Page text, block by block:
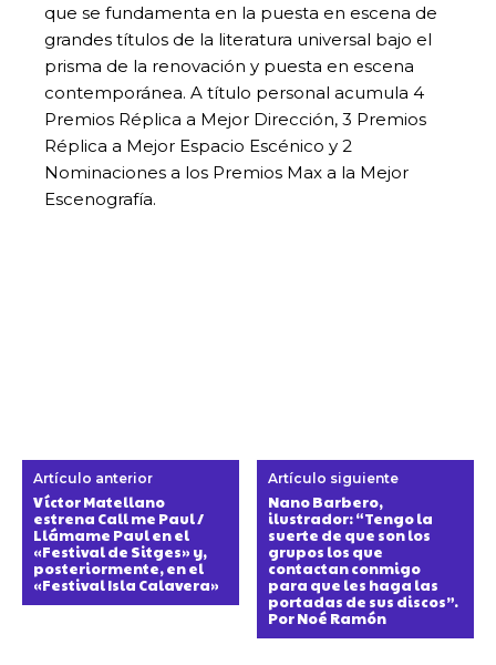
que se fundamenta en la puesta en escena de
grandes títulos de la literatura universal bajo el
prisma de la renovación y puesta en escena
contemporánea. A título personal acumula 4
Premios Réplica a Mejor Dirección, 3 Premios
Réplica a Mejor Espacio Escénico y 2
Nominaciones a los Premios Max a la Mejor
Escenografía.
Artículo anterior
Víctor Matellano
estrena Call me Paul /
Llámame Paul en el
«Festival de Sitges» y,
posteriormente, en el
«Festival Isla Calavera»
Artículo siguiente
Nano Barbero,
ilustrador: “Tengo la
suerte de que son los
grupos los que
contactan conmigo
para que les haga las
portadas de sus discos”.
Por Noé Ramón